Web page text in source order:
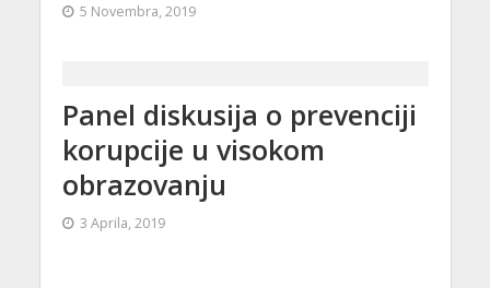
5 Novembra, 2019
Panel diskusija o prevenciji
korupcije u visokom
obrazovanju
3 Aprila, 2019